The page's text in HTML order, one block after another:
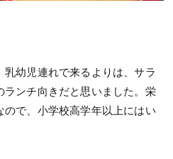
幼児連れで来るよりは、サラ
ランチ向きだと思いました。栄
で、小学校高学年以上にはい